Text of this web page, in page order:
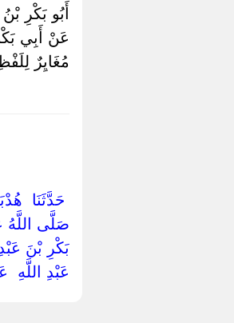
أَبُو بَكْرِ
عَنْ أَبِي
مُغَايِرٌ
‏حَدَّثَنَا
‏صَلَّى اللَّهُ
بَكْرِ بْنَ
عَبْدِ اللَّهِ